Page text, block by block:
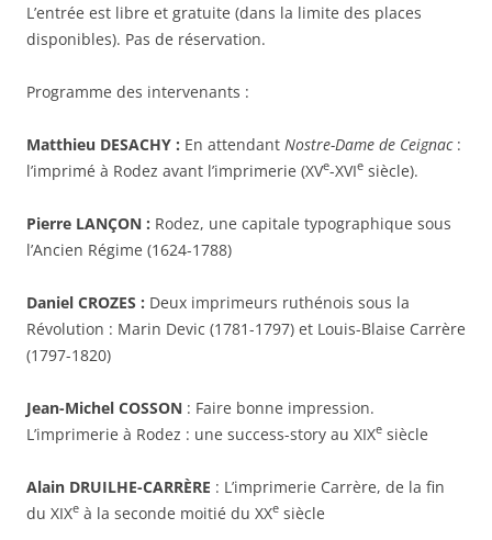
L’entrée est libre et gratuite (dans la limite des places
disponibles). Pas de réservation.
Programme des intervenants :
Matthieu DESACHY : En attendant Nostre-Dame de Ceignac:
l’imprimé à Rodez avant l’imprimerie (XVe-XVIe siècle).
Pierre LANÇON : Rodez, une capitale typographique sous
l’Ancien Régime (1624-1788)
Daniel CROZES : Deux imprimeurs ruthénois sous la
Révolution : Marin Devic (1781-1797) et Louis-Blaise Carrère
(1797-1820)
Jean-Michel COSSON : Faire bonne impression.
L’imprimerie à Rodez : une success-story au XIXe siècle
Alain DRUILHE-CARRÈRE : L’imprimerie Carrère, de la fin
du XIXe à la seconde moitié du XXe siècle